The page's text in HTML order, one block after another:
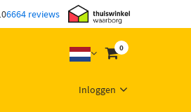
6664 reviews
0
Inloggen